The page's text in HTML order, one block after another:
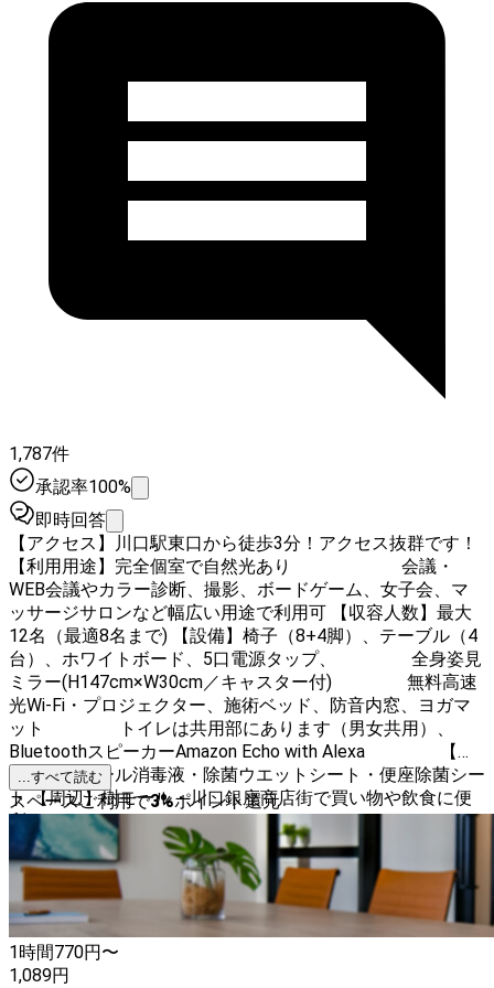
1,787件
承認率100%
即時回答
【アクセス】川口駅東口から徒歩3分！アクセス抜群です！
【利用用途】完全個室で自然光あり 会議・
WEB会議やカラー診断、撮影、ボードゲーム、女子会、マ
ッサージサロンなど幅広い用途で利用可 【収容人数】最大
12名（最適8名まで) 【設備】椅子（8+4脚）、テーブル（4
台）、ホワイトボード、5口電源タップ、 全身姿見
ミラー(H147cm×W30cm／キャスター付) 無料高速
光Wi-Fi・プロジェクター、施術ベッド、防音内窓、ヨガマ
ット トイレは共用部にあります（男女共用）、
BluetoothスピーカーAmazon Echo with Alexa 【備
品】アルコール消毒液・除菌ウエットシート・便座除菌シー
ト 【周辺】樹モール・川口銀座商店街で買い物や飲食に便
利
...すべて読む
スペースご利用で3%ポイント還元
1時間770円〜
1,089円